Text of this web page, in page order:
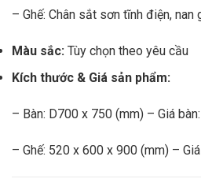
– Ghế: Chân sắt sơn tĩnh điện, nan
Màu sắc: Tùy chọn theo yêu cầu
Kích thước & Giá sản phẩm:
– Bàn: D700 x 750 (mm) – Giá
– Ghế: 520 x 600 x 900 (mm) –